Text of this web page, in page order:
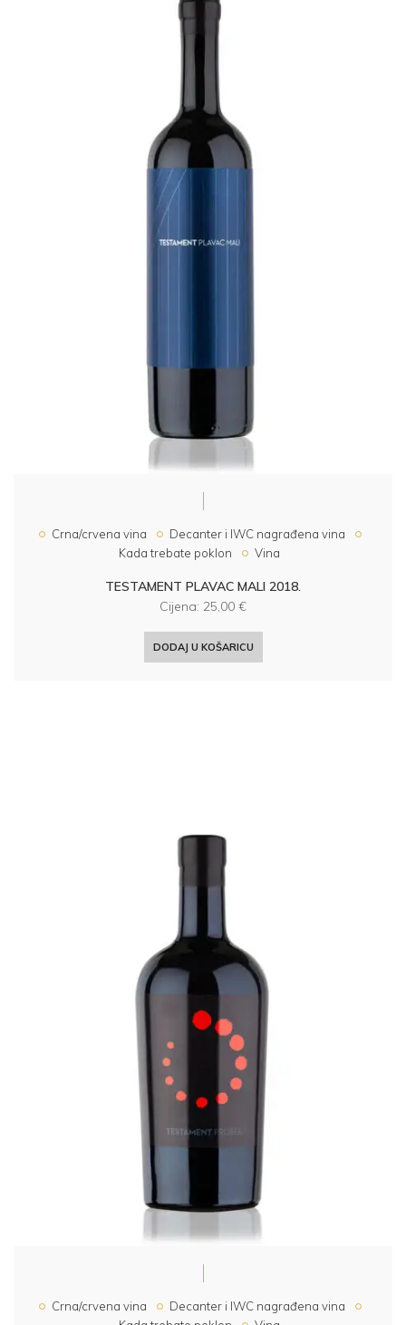
Crna/crvena vina
Decanter i IWC nagrađena vina
Kada trebate poklon
Vina
TESTAMENT PLAVAC MALI 2018.
Cijena: 25,00 €
DODAJ U KOŠARICU
Crna/crvena vina
Decanter i IWC nagrađena vina